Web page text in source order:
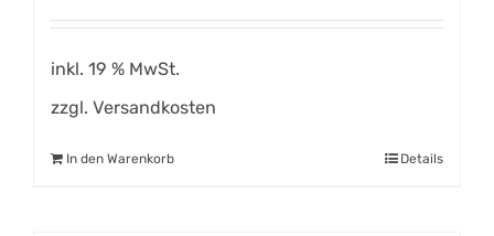
inkl. 19 % MwSt.
zzgl. Versandkosten
In den Warenkorb Details